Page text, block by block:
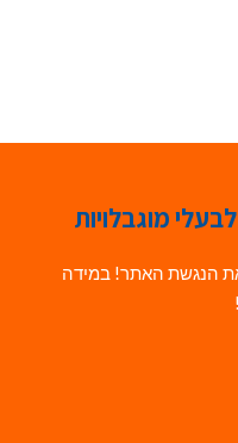
מוגבלויות
הנגשת האתר! במידה